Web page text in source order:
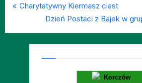
Nawigacja
wpisu
P
e
Charytatywny Kiermasz ciast
N
e
x
t
Dzień Postaci z Bajek w
Korczów